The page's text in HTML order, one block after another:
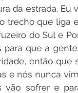
da estrada.
trecho que liga
do Sul e
para que a
então que
e nós nunca
vão sofrer e